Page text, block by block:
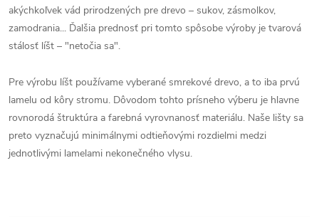
akýchkoľvek vád prirodzených pre drevo – sukov, zásmolkov,
zamodrania... Ďalšia prednosť pri tomto spôsobe výroby je tvarová
stálosť líšt – "netočia sa".
Pre výrobu líšt používame vyberané smrekové drevo, a to iba prvú
lamelu od kôry stromu. Dôvodom tohto prísneho výberu je hlavne
rovnorodá štruktúra a farebná vyrovnanosť materiálu. Naše lišty sa
preto vyznačujú minimálnymi odtieňovými rozdielmi medzi
jednotlivými lamelami nekonečného vlysu.